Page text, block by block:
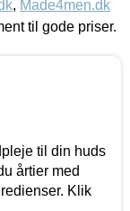
, Made4men.dk
til gode priser.
til din huds
årtier med
Klik